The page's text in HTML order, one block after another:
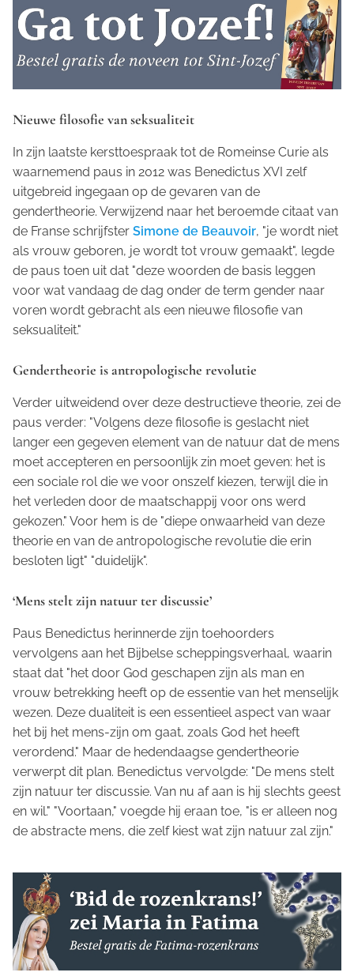
Nieuwe filosofie van seksualiteit
In zijn laatste kersttoespraak tot de Romeinse Curie als
waarnemend paus in 2012 was Benedictus XVI zelf
uitgebreid ingegaan op de gevaren van de
gendertheorie. Verwijzend naar het beroemde citaat van
de Franse schrijfster Simone de Beauvoir, "je wordt niet
als vrouw geboren, je wordt tot vrouw gemaakt", legde
de paus toen uit dat "deze woorden de basis leggen
voor wat vandaag de dag onder de term gender naar
voren wordt gebracht als een nieuwe filosofie van
seksualiteit."
Gendertheorie is antropologische revolutie
Verder uitweidend over deze destructieve theorie, zei de
paus verder: "Volgens deze filosofie is geslacht niet
langer een gegeven element van de natuur dat de mens
moet accepteren en persoonlijk zin moet geven: het is
een sociale rol die we voor onszelf kiezen, terwijl die in
het verleden door de maatschappij voor ons werd
gekozen." Voor hem is de "diepe onwaarheid van deze
theorie en van de antropologische revolutie die erin
besloten ligt" "duidelijk".
‘Mens stelt zijn natuur ter discussie’
Paus Benedictus herinnerde zijn toehoorders
vervolgens aan het Bijbelse scheppingsverhaal, waarin
staat dat "het door God geschapen zijn als man en
vrouw betrekking heeft op de essentie van het menselijk
wezen. Deze dualiteit is een essentieel aspect van waar
het bij het mens-zijn om gaat, zoals God het heeft
verordend." Maar de hedendaagse gendertheorie
verwerpt dit plan. Benedictus vervolgde: "De mens stelt
zijn natuur ter discussie. Van nu af aan is hij slechts geest
en wil." "Voortaan," voegde hij eraan toe, "is er alleen nog
de abstracte mens, die zelf kiest wat zijn natuur zal zijn."